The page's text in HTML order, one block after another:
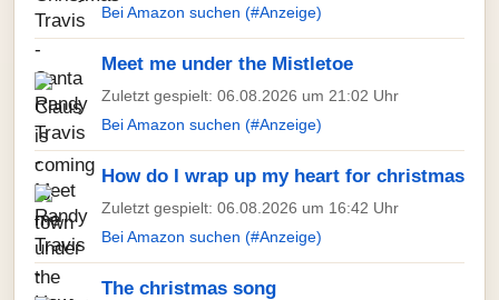
Bei Amazon suchen (#Anzeige)
Meet me under the Mistletoe
Zuletzt gespielt: 06.08.2026 um 21:02 Uhr
Bei Amazon suchen (#Anzeige)
How do I wrap up my heart for christmas
Zuletzt gespielt: 06.08.2026 um 16:42 Uhr
Bei Amazon suchen (#Anzeige)
The christmas song